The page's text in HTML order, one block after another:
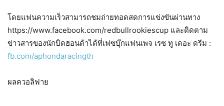
โดยแฟนความเร็วสามารถชมถ่ายทอดสดการแข่งขันผ่านทาง
https://www.facebook.com/redbullrookiescup และติดตาม
ข่าวสารของนักบิดฮอนด้าได้ที่เฟซบุ๊กแฟนเพจ เรซ ทู เดอะ ดรีม :
fb.com/aphondaracingth
ผลควอลิฟาย